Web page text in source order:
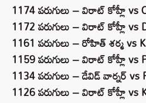
1174 పరుగులు – విరాట్ కోహ్లీ vs
1172 పరుగులు – విరాట్ కోహ్లీ vs
1161 పరుగులు – రోహిత్ శర్మ vs
1159 పరుగులు – విరాట్ కోహ్లీ vs
1134 పరుగులు – డేవిడ్ వార్నర్ vs
1126 పరుగులు – విరాట్ కోహ్లీ vs